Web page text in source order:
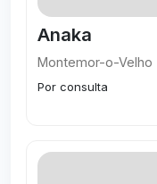
Anaka
Montemor-o-Velho
Por consulta